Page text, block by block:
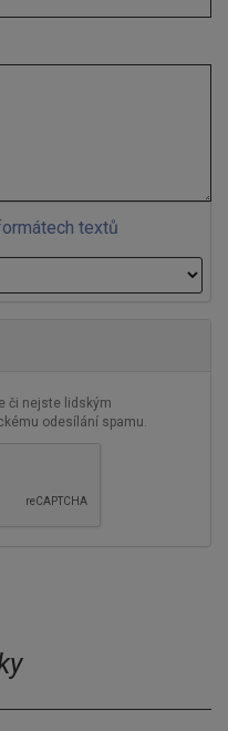
textů
či nejste lidským
odesílání spamu.